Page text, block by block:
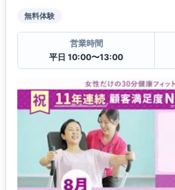
無料体験
営業時間
平日 10:00〜13:00